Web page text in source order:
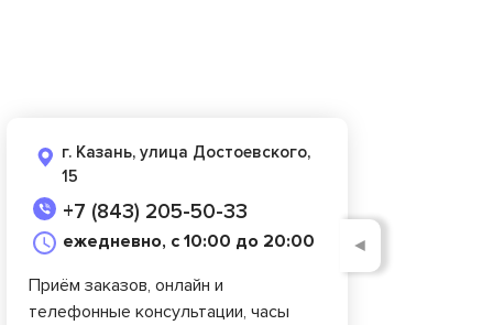
г. Казань, улица Достоевского,
15
+7 (843) 205-50-33
ежедневно, с 10:00 до 20:00
Приём заказов, онлайн и
телефонные консультации, часы
◄